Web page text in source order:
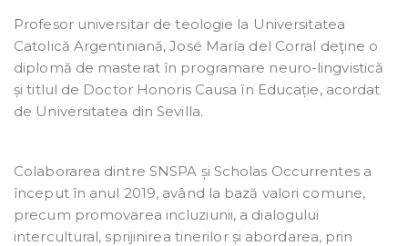
Profesor universitar de teologie la Universitatea
Catolică Argentiniană, José María del Corral deţine o
diplomă de masterat în programare neuro-lingvistică
și titlul de Doctor Honoris Causa în Educație, acordat
de Universitatea din Sevilla.
Colaborarea dintre SNSPA și Scholas Occurrentes a
început în anul 2019, având la bază valori comune,
precum promovarea incluziunii, a dialogului
intercultural, sprijinirea tinerilor și abordarea, prin